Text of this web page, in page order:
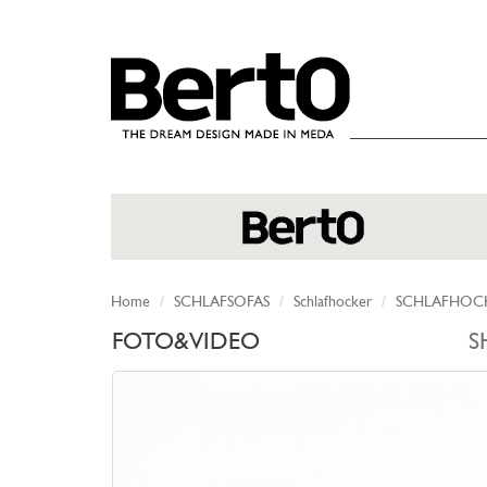
Home SCHLAFSOFAS Schlafhocker
FOTO&VIDEO